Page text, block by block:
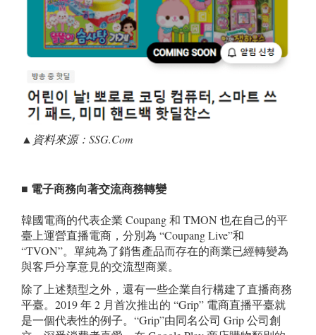
▲資料來源： SSG.Com
■ 電子商務向著交流商務轉變
韓國電商的代表企業 Coupang 和 TMON 也在自己的平
臺上運營直播電商，分別為 “Coupang Live”和
“TVON”。單純為了銷售產品而存在的商業已經轉變為
與客戶分享意見的交流型商業。
除了上述類型之外，還有一些企業自行構建了直播商務
平臺。2019 年 2 月首次推出的 “Grip” 電商直播平臺就
是一個代表性的例子。“Grip”由同名公司 Grip 公司創